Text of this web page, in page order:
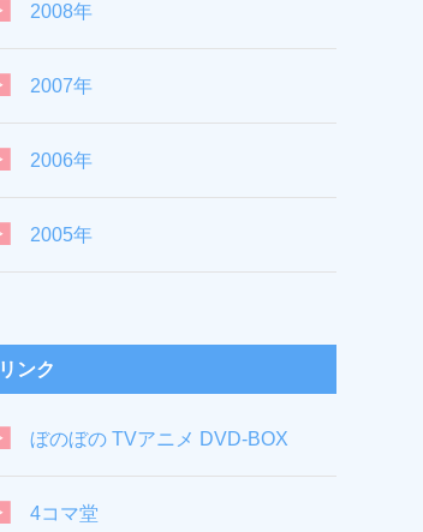
2008年
2007年
2006年
2005年
リンク
ぼのぼの TVアニメ DVD-BOX
4コマ堂